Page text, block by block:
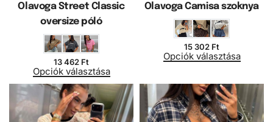
Olavoga Street Classic
oversize póló
13 462 Ft
Opciók választása
Olavoga Camisa szoknya
15 302 Ft
Opciók választása